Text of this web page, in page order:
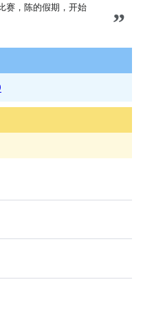
赛，陈的假期，开始
”